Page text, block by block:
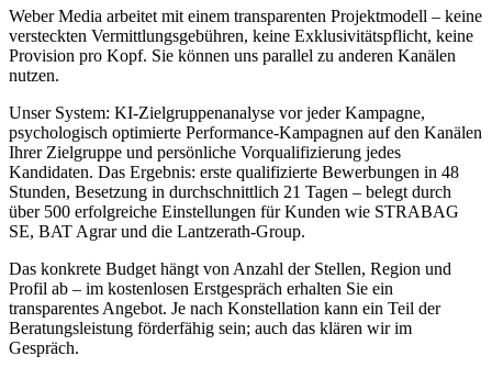
Weber Media arbeitet mit einem transparenten Projektmodell – keine
versteckten Vermittlungsgebühren, keine Exklusivitätspflicht, keine
Provision pro Kopf. Sie können uns parallel zu anderen Kanälen
nutzen.
Unser System: KI-Zielgruppenanalyse vor jeder Kampagne,
psychologisch optimierte Performance-Kampagnen auf den Kanälen
Ihrer Zielgruppe und persönliche Vorqualifizierung jedes
Kandidaten. Das Ergebnis: erste qualifizierte Bewerbungen in 48
Stunden, Besetzung in durchschnittlich 21 Tagen – belegt durch
über 500 erfolgreiche Einstellungen für Kunden wie STRABAG
SE, BAT Agrar und die Lantzerath-Group.
Das konkrete Budget hängt von Anzahl der Stellen, Region und
Profil ab – im kostenlosen Erstgespräch erhalten Sie ein
transparentes Angebot. Je nach Konstellation kann ein Teil der
Beratungsleistung förderfähig sein; auch das klären wir im
Gespräch.